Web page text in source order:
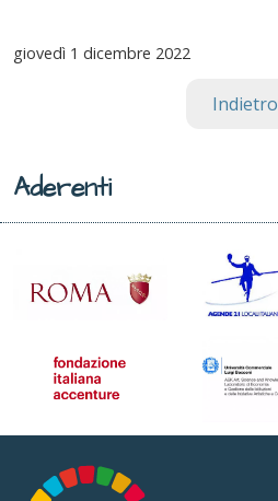
giovedì 1 dicembre 2022
Indietro
Aderenti